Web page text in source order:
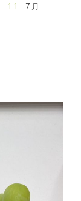
11 7月